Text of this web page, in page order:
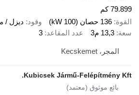
كم
136 حصان (100 kW) وقود
ديزل / مازوت
13,3 م3 عدد المقاعد 3
المجر، Kecskemet
Kubicsek Jármű-Felépítmény